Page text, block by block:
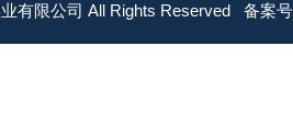
有限公司 All Rights Reserved 备案